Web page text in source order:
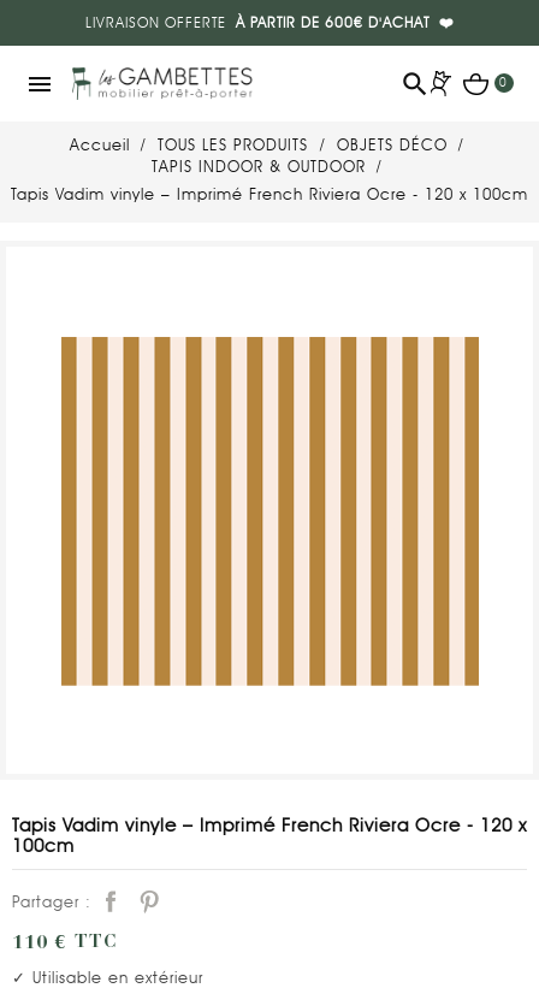
LIVRAISON OFFERTEÀ PARTIR DE 600€ D'ACHAT ❤️
menu search 0
Accueil TOUS LES PRODUITS
OBJETS DÉCO
TAPIS INDOOR & OUTDOOR
Tapis Vadim vinyle – Imprimé French Riviera Ocre - 120 x 100cm
Tapis Vadim vinyle – Imprimé French Riviera Ocre - 120 x
100cm
Partager :
110 € TTC
✓ Utilisable en extérieur